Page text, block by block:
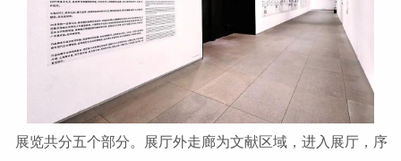
展览共分五个部分。展厅外走廊为文献区域，进入展厅，序